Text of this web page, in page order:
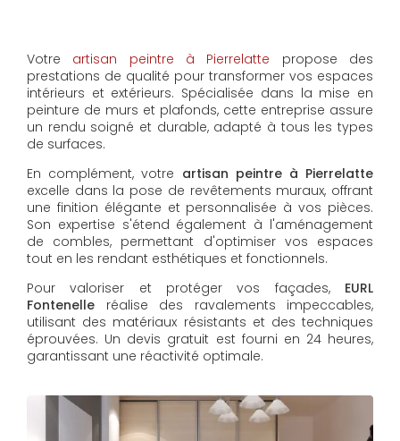
Votre artisan peintre à Pierrelatte propose des
prestations de qualité pour transformer vos espaces
intérieurs et extérieurs. Spécialisée dans la mise en
peinture de murs et plafonds, cette entreprise assure
un rendu soigné et durable, adapté à tous les types
de surfaces.
En complément, votre artisan peintre à Pierrelatte
excelle dans la pose de revêtements muraux, offrant
une finition élégante et personnalisée à vos pièces.
Son expertise s'étend également à l'aménagement
de combles, permettant d'optimiser vos espaces
tout en les rendant esthétiques et fonctionnels.
Pour valoriser et protéger vos façades, EURL
Fontenelle réalise des ravalements impeccables,
utilisant des matériaux résistants et des techniques
éprouvées. Un devis gratuit est fourni en 24 heures,
garantissant une réactivité optimale.